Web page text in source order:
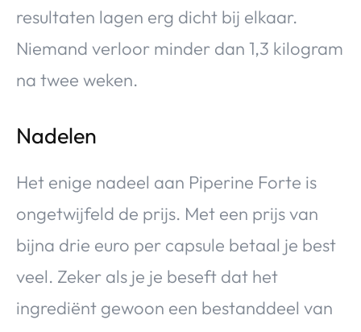
resultaten lagen erg dicht bij elkaar.
Niemand verloor minder dan 1,3 kilogram
na twee weken.
Nadelen
Het enige nadeel aan Piperine Forte is
ongetwijfeld de prijs. Met een prijs van
bijna drie euro per capsule betaal je best
veel. Zeker als je je beseft dat het
ingrediënt gewoon een bestanddeel van